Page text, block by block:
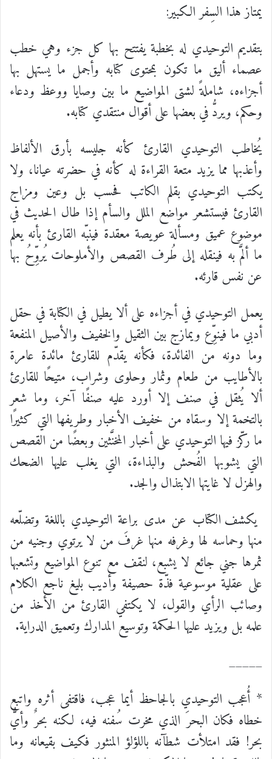
يمتاز هذا السِفر الكبير:
بتقديم التوحيدي له بخطبة يفتتح بها كل جزء وهي خطب
عصماء أليق ما تكون بمحتوى كتابه وأجمل ما يستهل بها
أجزاءه، شاملةً لشتى المواضيع ما بين وصايا ووعظ ودعاء
وحكم، ويردُّ في بعضها على أقوال منتقدي كتابه.
يُخاطب التوحيدي القارئ كأنه جليسه بأرق الألفاظ
وأعذبها مما يزيد متعة القراءة له كأنه في حضرته عيانا، ولا
يكتب التوحيدي بقلم الكاتب فحسب بل وعين ومزاج
القارئ فيستشعر مواضع الملل والسأم إذا طال الحديث في
موضوع عميق ومسألة عويصة معقدة فينبّه القارئ بأنه يعلم
ما ألمَّ به فينقله إلى طُرف القصص والأملوحات يُروِّحُ بها
عن نفس قارئه.
يعمل التوحيدي في أجزاءه على ألا يطيل في الكتابة في حقل
أدبي ما فينوِّع ويمازج بين الثقيل والخفيف والأصيل المنفعة
وما دونه من الفائدة، فكأنه يقدّم للقارئ مائدة عامرة
بالأطايب من طعام وثمار وحلوى وشراب، متيحًا للقارئ
ألا يُثقل في صنف إلا أورد عليه صنفًا آخر، وما شعر
بالتخمة إلا وسقاه من خفيف الأخبار وطريفها التي كثيرًا
ما ركّز فيها التوحيدي على أخبار المخنَّثين وبعضًا من القصص
التي يشوبها الفُحش والبذاءة، التي يغلب عليها الضحك
والهزل لا غايتها الابتذال والجد.
يكشف الكتاب عن مدى براعة التوحيدي باللغة وتضلّعه
منها وحماسه لها وغرفه منها غرفَ من لا يرتوي وجنيه من
ثمرها جني جائع لا يشبع، لنقف مع تنوع المواضيع وتشعبها
على عقلية موسوعية فذّة حصيفة وأديب بليغ ناجع الكلام
وصائب الرأي والقول، لا يكتفي القارئ من الأخذ من
علمه بل ويزيد عليها الحكمة وتوسيع المدارك وتعميق الدراية.
_____
* أُعجب التوحيدي بالجاحظ أيما عجب، فاقتفى أثره واتبع
خطاه فكان البحرَ الذي مخرت سُفنه فيه، لكنه بحرٌ وأيُّ
بحر! فقد امتلأت شطآنه باللؤلؤ المنثور فكيف بقيعانه وما